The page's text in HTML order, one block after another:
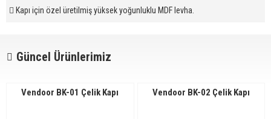
Kapı için özel üretilmiş yüksek yoğunluklu MDF levha.
Güncel Ürünlerimiz
Vendoor BK-01 Çelik Kapı Vendoor BK-02 Çelik Kapı